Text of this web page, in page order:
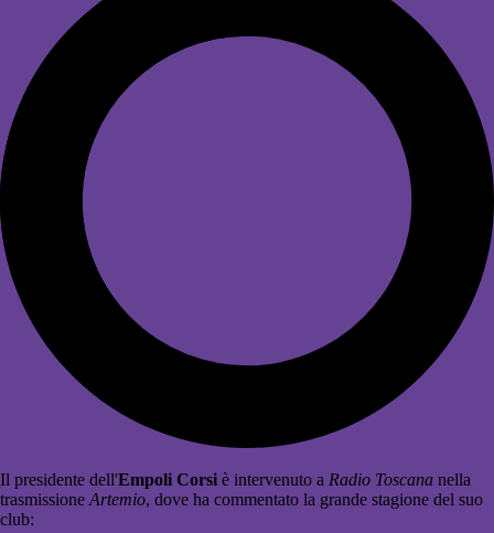
Il presidente dell'Empoli Corsi è intervenuto a Radio Toscana nella
trasmissioneArtemio, dove ha commentato la grande stagione del suo
club: